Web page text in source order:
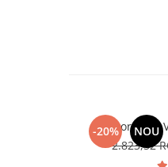
-20% NOU
2.823,52